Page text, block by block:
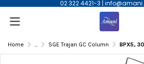
02 322 4421-3 |
Home ... SGE Trajan GC Column BPX5,